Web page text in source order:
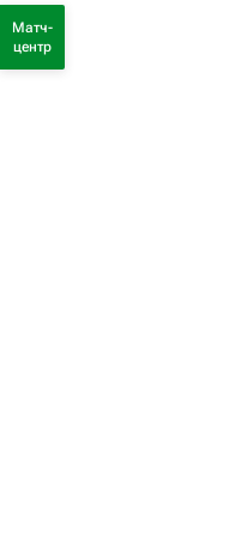
Матч-
центр